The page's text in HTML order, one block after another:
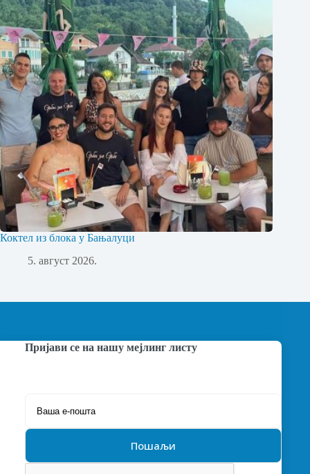
Коктел из блока у Бањалуци
5. август 2026.
Пријави се на нашу мејлинг листу